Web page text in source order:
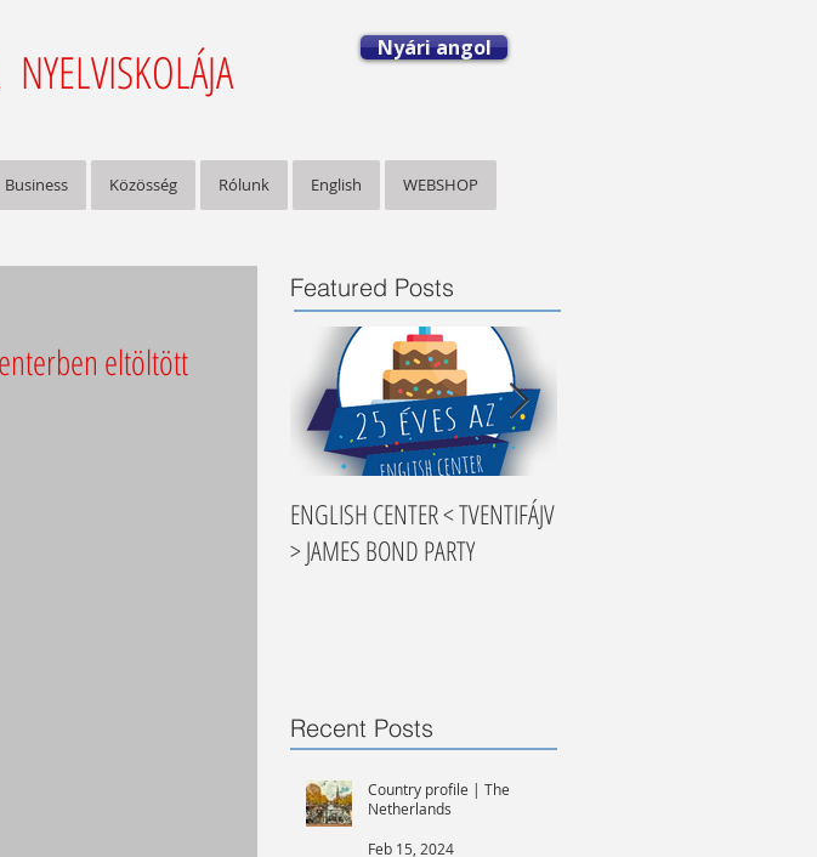
Nyári angol
Business Közösség Rólunk English WEBSHOP
eltöltött
Featured Posts
ENGLISH CENTER < TVENTIFÁJV
> JAMES BOND PARTY
Recent Posts
Country profile | The
Netherlands
Feb 15, 2024